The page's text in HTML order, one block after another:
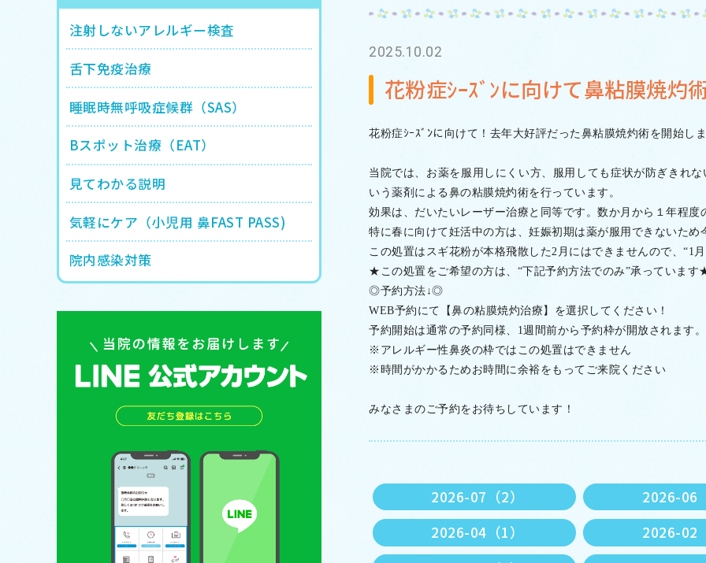
2025.10.02
花粉症ｼｰｽﾞﾝに向けて鼻粘膜焼灼
花粉症ｼｰｽﾞﾝに向けて！ 去年大好評だった鼻粘膜焼灼術を開始し
当院では、お薬を服用しにくい方、 服用しても症状が防ぎきれな
いう薬剤による鼻の粘膜焼灼術を行っています。
効果は、だいたいレーザー治療と同等です。数か月から１年程度
特に春に向けて妊活中の方は、 妊娠初期は薬が服用できないため
この処置はスギ花粉が本格飛散した2 月にはできませんので、“1
★この処置をご希望の方は、“下記予約方法でのみ”承っています
◎予約方法↓◎
WEB予約にて【鼻の粘膜焼灼治療】を選択してください！
予約開始は通常の予約同様、 1週間前から予約枠が開放されます。
※アレルギー性鼻炎の枠ではこの処置はできません
※時間がかかるためお時間に余裕をもってご来院ください
みなさまのご予約をお待ちしています！
2026-07（2）
2026-06
2026-04（1）
2026-02
注射しないアレルギー検査
舌下免疫治療
睡眠時無呼吸症候群（SAS）
Bスポット治療（EAT）
見てわかる説明
気軽にケア（小児用 鼻FAST PASS)
院内感染対策